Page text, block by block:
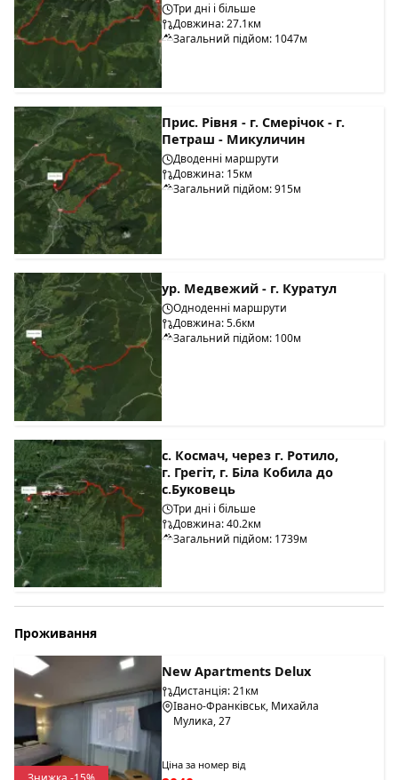
Три дні і більше
Довжина: 27.1км
Загальний підйом: 1047м
Прис. Рівня - г. Смерічок - г.
Петраш - Микуличин
Дводенні маршрути
Довжина: 15км
Загальний підйом: 915м
ур. Медвежий - г. Куратул
Одноденні маршрути
Довжина: 5.6км
Загальний підйом: 100м
с. Космач, через г. Ротило,
г. Грегіт, г. Біла Кобила до
с.Буковець
Три дні і більше
Довжина: 40.2км
Загальний підйом: 1739м
Проживання
New Apartments Delux
Дистанція: 21км
Івано-Франківськ, Михайла
Мулика, 27
Ціна за номер від